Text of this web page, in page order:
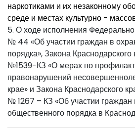
наркотиками и их незаконному
среде и местах культурно -
5. О ходе исполнения
№ 44 «Об участии граждан в
порядка», Закона
№1539-КЗ «О мерах по
правонарушений
крае» и Закона Краснодарского
№ 1267 – КЗ «Об участии граждан
общественного порядка в